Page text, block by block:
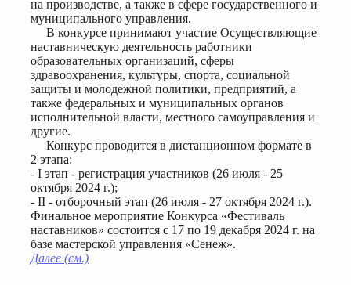
на производстве, а также в сфере государственного и
муниципального управления.
В конкурсе принимают участие Осуществляющие
наставническую деятельность работники
образовательных организаций, сферы
здравоохранения, культуры, спорта, социальной
защиты и молодежной политики, предприятий, а
также федеральных и муниципальных органов
исполнительной власти, местного самоуправления и
другие.
Конкурс проводится в дистанционном формате в
2 этапа:
- I этап - регистрация участников (26 июля - 25
октября 2024 г.);
- II - отборочный этап (26 июля - 27 октября 2024 г.).
Финальное мероприятие Конкурса «Фестиваль
наставников» состоится с 17 по 19 декабря 2024 г. на
базе мастерской управления «Сенеж».
Далее (см.)